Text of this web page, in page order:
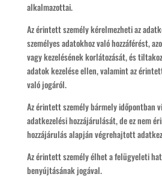
alkalmazottai.
Az érintett személy kérelmezheti az
személyes adatokhoz való hozzáférést,
vagy kezelésének korlátozását, és
adatok kezelése ellen, valamint az
való jogáról.
Az érintett személy bármely időpontban
adatkezelési hozzájárulását, de ez nem
hozzájárulás alapján végrehajtott
Az érintett személy élhet a felügyeleti
benyújtásának jogával.